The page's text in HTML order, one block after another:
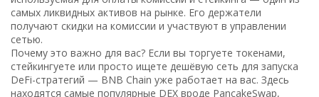
самых ликвидных активов на рынке. Его держатели
получают скидки на комиссии и участвуют в управлении
сетью.
Почему это важно для вас? Если вы торгуете токенами,
стейкингуете или просто ищете дешёвую сеть для запуска
DeFi-стратегий — BNB Chain уже работает на вас. Здесь
находятся самые популярные DEX вроде PancakeSwap,